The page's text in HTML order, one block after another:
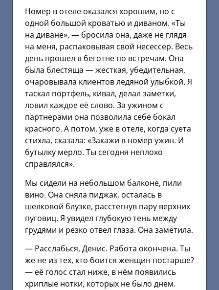
Номер в отеле оказался хорошим, но с
одной большой кроватью и диваном. «Ты
на диване», — бросила она, даже не глядя
на меня, распаковывая свой несессер. Весь
день прошел в беготне по встречам. Она
была блестяща — жесткая, убедительная,
очаровывала клиентов ледяной улыбкой. Я
таскал портфель, кивал, делал заметки,
ловил каждое её слово. За ужином с
партнерами она позволила себе бокал
красного. А потом, уже в отеле, когда суета
стихла, сказала: «Закажи в номер ужин. И
бутылку мерло. Ты сегодня неплохо
справлялся».
Мы сидели на небольшом балконе, пили
вино. Она сняла пиджак, осталась в
шелковой блузке, расстегнув пару верхних
пуговиц. Я увидел глубокую тень между
грудями и резко отвел глаза. Она заметила.
— Расслабься, Денис. Работа окончена. Ты
же не из тех, кто боится женщин постарше?
— её голос стал ниже, в нём появились
хриплые нотки, которых не было днем.